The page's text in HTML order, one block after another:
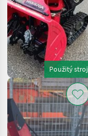
Honda
Hauer
Hydrac
Kahlbacher
Samasz
Použitý stroj